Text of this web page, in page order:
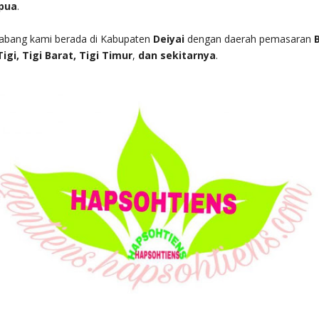
.
kami berada di Kabupaten Deiyai dengan daerah pemasaran
Tigi Barat, Tigi Timur, dan sekitarnya.